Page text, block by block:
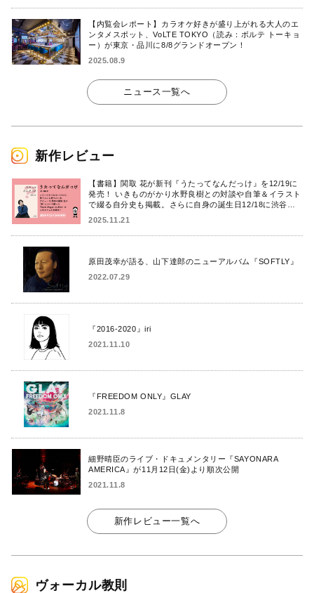
【内覧会レポート】カラオケ好きが盛り上がれる大人のエ
ンタメスポット、VoLTE TOKYO（読み：ボルテ トーキョ
ー）が東京・品川に8/8グランドオープン！
2025.08.9
ニュース一覧へ
新作レビュー
【書籍】関取 花が新刊『うたってなんだっけ』を12/19に
発売！ いきものがかり水野良樹との対談や自筆＆イラスト
で綴る自分史も掲載。さらに自身の誕生日12/18に渋谷で
2025.11.21
原田茂幸が語る、山下達郎のニューアルバム『SOFTLY』
2022.07.29
『2016-2020』iri
2021.11.10
『FREEDOM ONLY』GLAY
2021.11.8
細野晴臣のライブ・ドキュメンタリー『SAYONARA
AMERICA』が11月12日(金)より順次公開
2021.11.8
新作レビュー一覧へ
ヴォーカル教則